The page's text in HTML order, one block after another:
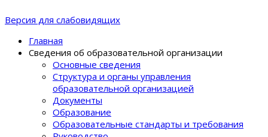
Версия для слабовидящих
Главная
Сведения об образовательной организации
Основные сведения
Структура и органы управления
образовательной организацией
Документы
Образование
Образовательные стандарты и требования